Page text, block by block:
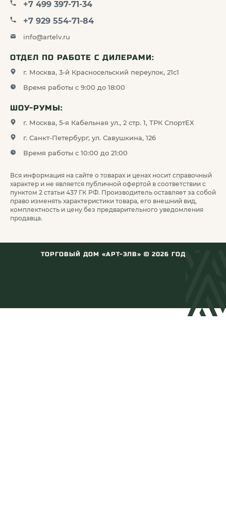
+7 499 397-71-34
+7 929 554-71-84
info@artelv.ru
ОТДЕЛ ПО РАБОТЕ С ДИЛЕРАМИ:
г. Москва, 3-й Красносельский переулок, 21с1
Время работы с 9:00 до 18:00
ШОУ-РУМЫ:
г. Москва, 5-я Кабельная ул., 2 стр. 1, ТРК СпортЕХ
г. Санкт-Петербург, ул. Савушкина, 126
Время работы с 10:00 до 21:00
Вся информация на сайте о товарах и ценах носит справочный
характер и не является публичной офертой в соответствии с
пунктом 2 статьи 437 ГК РФ. Производитель оставляет за собой
право изменять характеристики товара, его внешний вид,
комплектность и цену без предварительного уведомления
продавца.
ТОРГОВЫЙ ДОМ «АРТ-ЭЛВ» © 2026 ГОД